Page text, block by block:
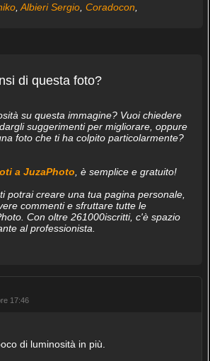
, Albieri Sergio, Coradocon
di questa foto?
su questa immagine? Vuoi chiedere
suggerimenti per migliorare, oppure
foto che ti ha colpito particolarmente?
a JuzaPhoto, è semplice e gratuito!
potrai creare una tua pagina personale,
commenti e sfruttare tutte le
Con oltre 261000iscritti, c'è spazio
al professionista.
17:46
di luminosità in più.